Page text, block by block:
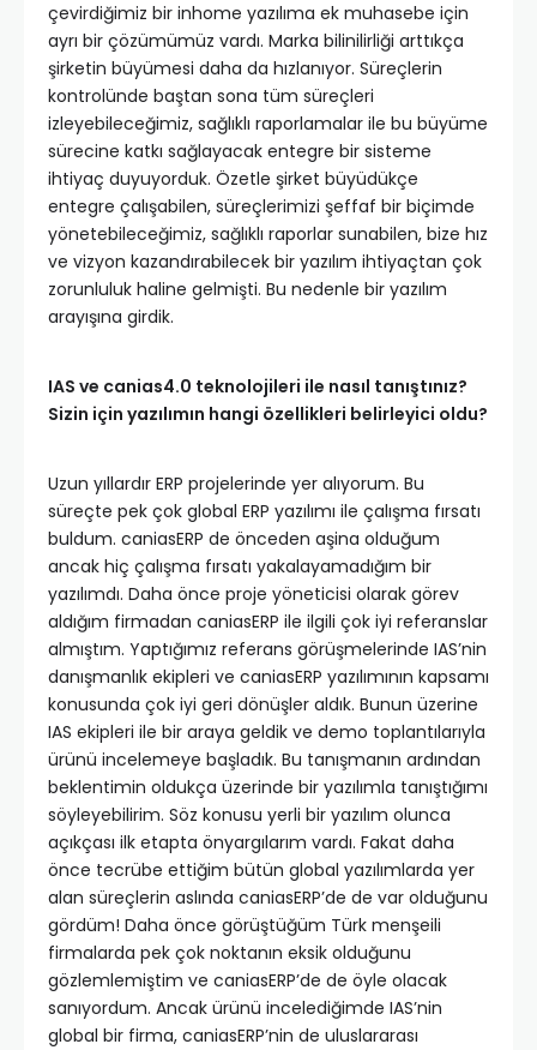
çevirdiğimiz bir inhome yazılıma ek muhasebe için
ayrı bir çözümümüz vardı. Marka bilinilirliği arttıkça
şirketin büyümesi daha da hızlanıyor. Süreçlerin
kontrolünde baştan sona tüm süreçleri
izleyebileceğimiz, sağlıklı raporlamalar ile bu büyüme
sürecine katkı sağlayacak entegre bir sisteme
ihtiyaç duyuyorduk. Özetle şirket büyüdükçe
entegre çalışabilen, süreçlerimizi şeffaf bir biçimde
yönetebileceğimiz, sağlıklı raporlar sunabilen, bize hız
ve vizyon kazandırabilecek bir yazılım ihtiyaçtan çok
zorunluluk haline gelmişti. Bu nedenle bir yazılım
arayışına girdik.
IAS ve canias4.0 teknolojileri ile nasıl tanıştınız?
Sizin için yazılımın hangi özellikleri belirleyici oldu?
Uzun yıllardır ERP projelerinde yer alıyorum. Bu
süreçte pek çok global ERP yazılımı ile çalışma fırsatı
buldum. caniasERP de önceden aşina olduğum
ancak hiç çalışma fırsatı yakalayamadığım bir
yazılımdı. Daha önce proje yöneticisi olarak görev
aldığım firmadan caniasERP ile ilgili çok iyi referanslar
almıştım. Yaptığımız referans görüşmelerinde IAS’nin
danışmanlık ekipleri ve caniasERP yazılımının kapsamı
konusunda çok iyi geri dönüşler aldık. Bunun üzerine
IAS ekipleri ile bir araya geldik ve demo toplantılarıyla
ürünü incelemeye başladık. Bu tanışmanın ardından
beklentimin oldukça üzerinde bir yazılımla tanıştığımı
söyleyebilirim. Söz konusu yerli bir yazılım olunca
açıkçası ilk etapta önyargılarım vardı. Fakat daha
önce tecrübe ettiğim bütün global yazılımlarda yer
alan süreçlerin aslında caniasERP’de de var olduğunu
gördüm! Daha önce görüştüğüm Türk menşeili
firmalarda pek çok noktanın eksik olduğunu
gözlemlemiştim ve caniasERP’de de öyle olacak
sanıyordum. Ancak ürünü incelediğimde IAS’nin
global bir firma, caniasERP’nin de uluslararası